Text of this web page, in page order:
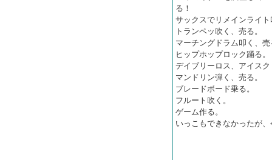
る！
サックスでリメインライ
トランペッ吹く、売る。
マーチングドラム叩く、
ヒップホップロック踊る。
デイブリーロス、アイス
マンドリン弾く、売る。
ブレードボード乗る。
フルート吹く。
ゲーム作る。
いっこもできなかったが